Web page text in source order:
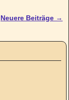
Neuere Beiträge →